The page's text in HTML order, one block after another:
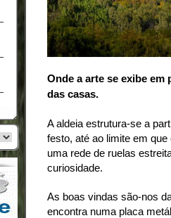
Onde a arte se exibe em
das casas.
A aldeia estrutura-se a
festo, até ao limite em
uma rede de ruelas
curiosidade.
As boas vindas são-nos
encontra numa placa